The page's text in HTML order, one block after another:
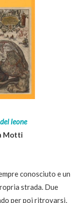
leone
Motti
conosciuto e un
strada. Due
per poi ritrovarsi,